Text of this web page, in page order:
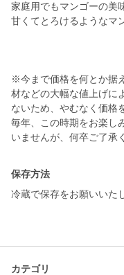
家庭用でもマンゴーの美
甘くてとろけるようなマ
※今まで価格を何とか据
材などの大幅な値上げに
ないため、やむなく価格
毎年、この時期をお楽し
いませんが、何卒ご了承
保存方法
冷蔵で保存をお願いいた
カテゴリ